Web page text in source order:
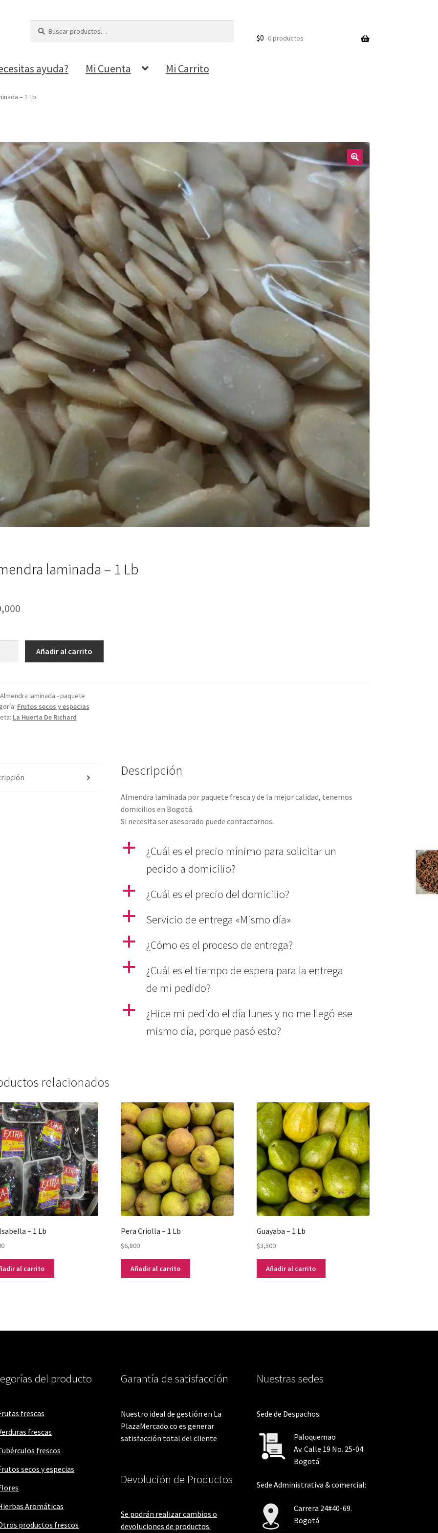
por:
$0 0 productos
ayuda? Mi Cuenta Mi Carrito
– 1 Lb
🔍
laminada – 1 Lb
Añadir al carrito
Almendra laminada - paquete
Frutos secos y especias
La Huerta De Richard
Descripción
Almendra laminada por paquete fresca y de la mejor calidad, tenemos
domicilios en Bogotá.
Si necesita ser asesorado puede contactarnos.
a
¿Cuál es el precio mínimo para solicitar un
pedido a domicilio?
a
¿Cuál es el precio del domicilio?
a
Servicio de entrega «Mismo día»
a
¿Cómo es el proceso de entrega?
a
¿Cuál es el tiempo de espera para la entrega
de mi pedido?
a
¿Hice mi pedido el día lunes y no me llegó ese
mismo día, porque pasó esto?
relacionados
– 1 Lb
al carrito
Pera Criolla – 1 Lb
$6,800
Añadir al carrito
Guayaba – 1 Lb
$3,500
Añadir al carrito
del producto
frescas
frescas
frescos
secos y especias
Aromáticas
productos frescos
Garantía de satisfacción
Nuestro ideal de gestión en La
PlazaMercado.co es generar
satisfacción total del cliente
Devolución de Productos
Se podrán realizar cambios o
devoluciones de productos.
Nuestras sedes
Sede de Despachos:
Paloquemao
Av. Calle 19 No. 25-04
Bogotá
Sede Administrativa & comercial:
Carrera 24#40-69.
Bogotá